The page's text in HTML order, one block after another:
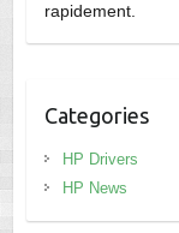
rapidement.
Categories
HP Drivers
HP News